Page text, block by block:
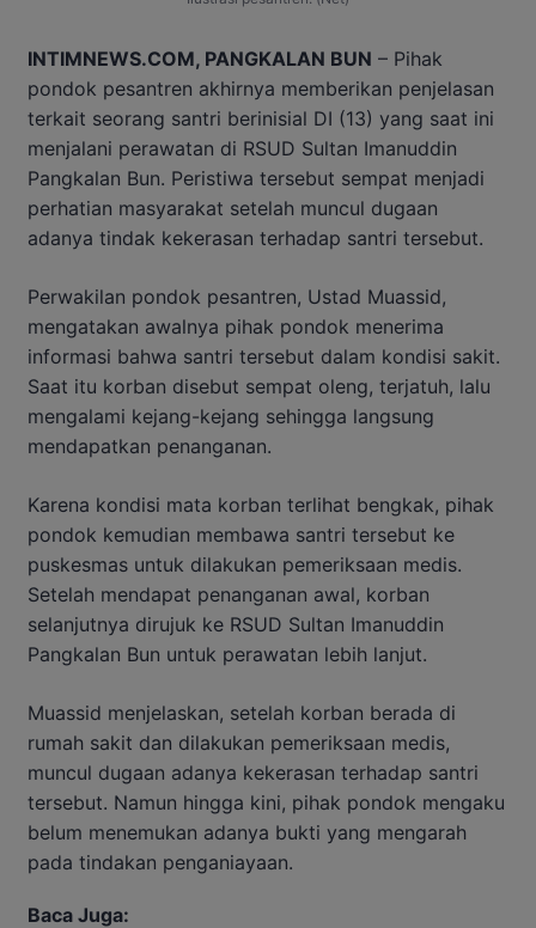
INTIMNEWS.COM, PANGKALAN BUN – Pihak
pondok pesantren akhirnya memberikan penjelasan
terkait seorang santri berinisial DI (13) yang saat ini
menjalani perawatan di RSUD Sultan Imanuddin
Pangkalan Bun. Peristiwa tersebut sempat menjadi
perhatian masyarakat setelah muncul dugaan
adanya tindak kekerasan terhadap santri tersebut.
Perwakilan pondok pesantren, Ustad Muassid,
mengatakan awalnya pihak pondok menerima
informasi bahwa santri tersebut dalam kondisi sakit.
Saat itu korban disebut sempat oleng, terjatuh, lalu
mengalami kejang-kejang sehingga langsung
mendapatkan penanganan.
Karena kondisi mata korban terlihat bengkak, pihak
pondok kemudian membawa santri tersebut ke
puskesmas untuk dilakukan pemeriksaan medis.
Setelah mendapat penanganan awal, korban
selanjutnya dirujuk ke RSUD Sultan Imanuddin
Pangkalan Bun untuk perawatan lebih lanjut.
Muassid menjelaskan, setelah korban berada di
rumah sakit dan dilakukan pemeriksaan medis,
muncul dugaan adanya kekerasan terhadap santri
tersebut. Namun hingga kini, pihak pondok mengaku
belum menemukan adanya bukti yang mengarah
pada tindakan penganiayaan.
Baca Juga: